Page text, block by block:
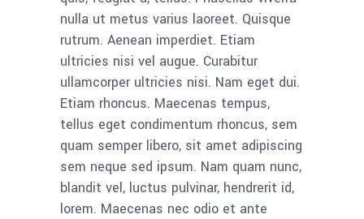
nulla ut metus varius laoreet. Quisque
rutrum. Aenean imperdiet. Etiam
ultricies nisi vel augue. Curabitur
ullamcorper ultricies nisi. Nam eget dui.
Etiam rhoncus. Maecenas tempus,
tellus eget condimentum rhoncus, sem
quam semper libero, sit amet adipiscing
sem neque sed ipsum. Nam quam nunc,
blandit vel, luctus pulvinar, hendrerit id,
lorem. Maecenas nec odio et ante